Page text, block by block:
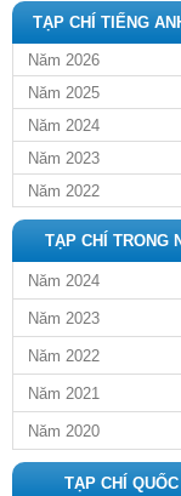
TẠP CHÍ TIẾNG
Năm 2026
Năm 2025
Năm 2024
Năm 2023
Năm 2022
TẠP CHÍ TRONG
Năm 2024
Năm 2023
Năm 2022
Năm 2021
Năm 2020
TẠP CHÍ